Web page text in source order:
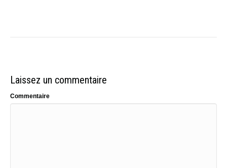
Laissez un commentaire
Commentaire